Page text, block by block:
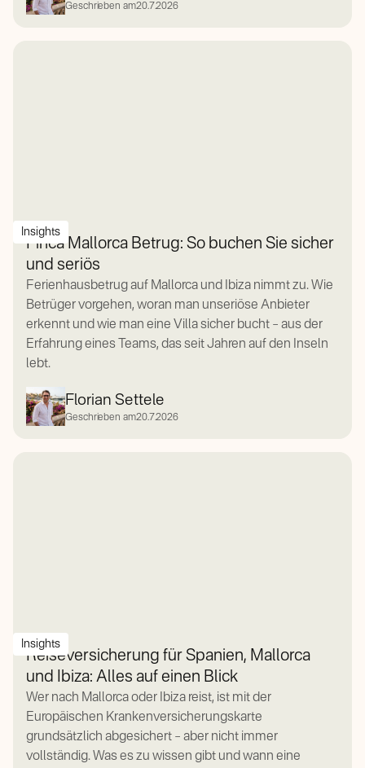
Geschrieben am20.7.2026
Insights
Finca Mallorca Betrug: So buchen Sie sicher
und seriös
Ferienhausbetrug auf Mallorca und Ibiza nimmt zu. Wie
Betrüger vorgehen, woran man unseriöse Anbieter
erkennt und wie man eine Villa sicher bucht – aus der
Erfahrung eines Teams, das seit Jahren auf den Inseln
lebt.
Florian Settele
Geschrieben am20.7.2026
Insights
Reiseversicherung für Spanien, Mallorca
und Ibiza: Alles auf einen Blick
Wer nach Mallorca oder Ibiza reist, ist mit der
Europäischen Krankenversicherungskarte
grundsätzlich abgesichert – aber nicht immer
vollständig. Was es zu wissen gibt und wann eine